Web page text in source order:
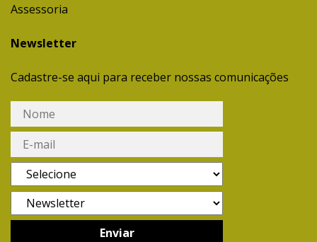
Assessoria
Newsletter
Cadastre-se aqui para receber nossas comunicações